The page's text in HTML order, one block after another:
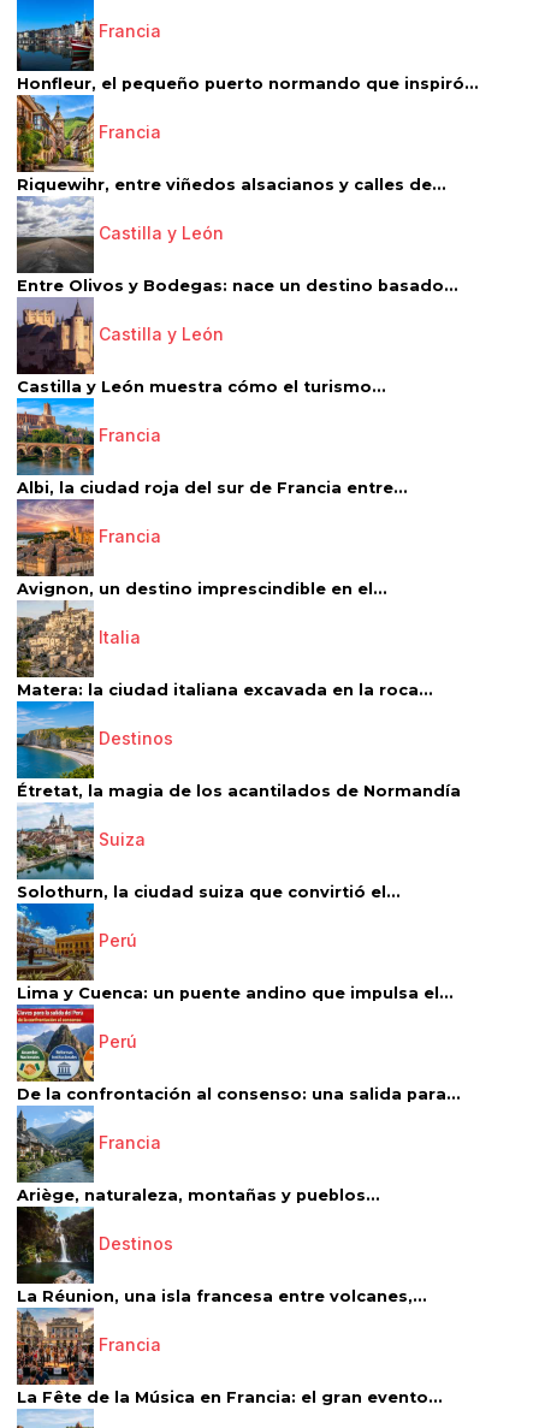
Francia
Honfleur, el pequeño puerto normando que inspiró...
Francia
Riquewihr, entre viñedos alsacianos y calles de...
Castilla y León
Entre Olivos y Bodegas: nace un destino basado...
Castilla y León
Castilla y León muestra cómo el turismo...
Francia
Albi, la ciudad roja del sur de Francia entre...
Francia
Avignon, un destino imprescindible en el...
Italia
Matera: la ciudad italiana excavada en la roca...
Destinos
Étretat, la magia de los acantilados de Normandía
Suiza
Solothurn, la ciudad suiza que convirtió el...
Perú
Lima y Cuenca: un puente andino que impulsa el...
Perú
De la confrontación al consenso: una salida para...
Francia
Ariège, naturaleza, montañas y pueblos...
Destinos
La Réunion, una isla francesa entre volcanes,...
Francia
La Fête de la Música en Francia: el gran evento...